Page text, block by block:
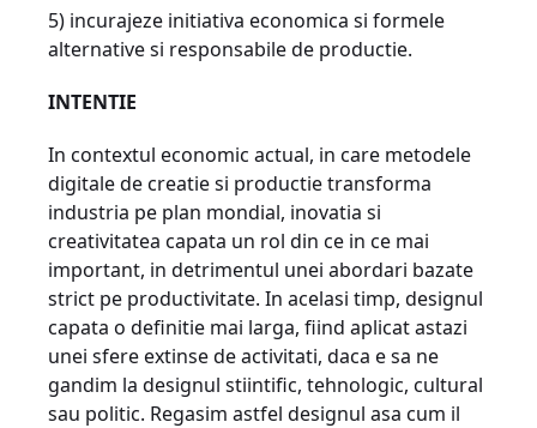
5) incurajeze initiativa economica si formele
alternative si responsabile de productie.
INTENTIE
In contextul economic actual, in care metodele
digitale de creatie si productie transforma
industria pe plan mondial, inovatia si
creativitatea capata un rol din ce in ce mai
important, in detrimentul unei abordari bazate
strict pe productivitate. In acelasi timp, designul
capata o definitie mai larga, fiind aplicat astazi
unei sfere extinse de activitati, daca e sa ne
gandim la designul stiintific, tehnologic, cultural
sau politic. Regasim astfel designul asa cum il